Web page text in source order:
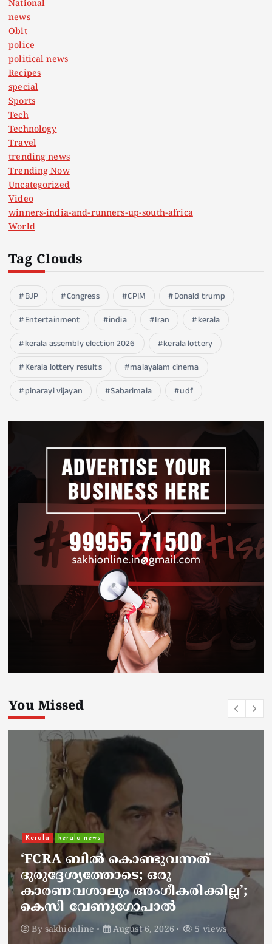
National
news
Obit
police
political news
Recipes
special
Sports
Tech
Technology
Travel
trending news
Trending Now
Uncategorized
Video
winners-india-and-runners-up-south-africa
World
Tag Clouds
BJP Congress CPIM
Donald trump
Entertainment
india Iran
kerala
kerala assembly election 2026
kerala lottery
Kerala lottery results
malayalam cinema
pinarayi vijayan
Sabarimala udf
You Missed
kerala news
ചാലിശേരിയില്‍ സര്‍ക്കാര്‍
ജനകീയ ആരോഗ്യകേന്ദ്രത്തില്‍
നഴ്സിന് അണലിയുടെ കടിയേറ്റു;
അണലിയുടെ കടിയേറ്റത്
ഡ്യൂട്ടിക്കിടെ
By sakhionline August 6, 2026 4 views